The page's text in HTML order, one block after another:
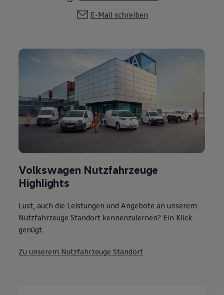
E-Mail schreiben
Volkswagen Nutzfahrzeuge
Highlights
Lust, auch die Leistungen und Angebote an unserem
Nutzfahrzeuge Standort kennenzulernen? Ein Klick
genügt.
Zu unserem Nutzfahrzeuge Standort